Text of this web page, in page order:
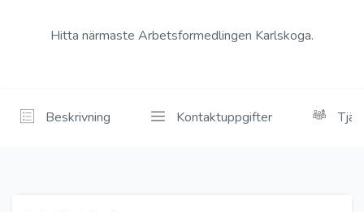
Hitta närmaste Arbetsformedlingen Karlskoga.
Beskrivning Kontaktuppgifter